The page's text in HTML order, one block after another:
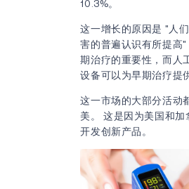
10.3%。
这一增长的原因是 "人
害的普遍认识有所提高"
期治疗的重要性，而人
设备可以为早期治疗提
这一市场的大部分活动
美。 这是因为美国和加
开发创新产品。